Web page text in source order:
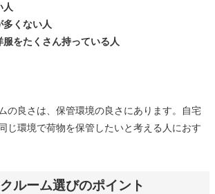
人
多くない人
をたくさん持っている人
の良さは、保管環境の良さにあります。自宅
じ環境で荷物を保管したいと考える人におす
ルーム選びのポイント